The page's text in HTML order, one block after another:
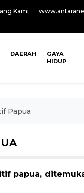
Kami
DAERAH
GAYA
HIDUP
Papua
papua,